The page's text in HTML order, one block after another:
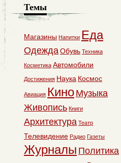
Темы
Магазины Напитки Еда
ОдеждаОбувь Техника
Косметика Автомобили
Достижения Наука Космос
Авиация Кино Музыка
Живопись Книги
Архитектура Театр
Телевидение Радио Газеты
Журналы Политика